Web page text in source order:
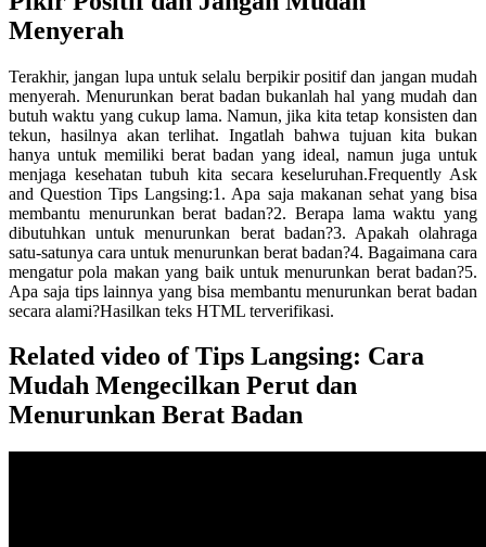
Menyerah
Terakhir, jangan lupa untuk selalu berpikir positif dan jangan mudah
menyerah. Menurunkan berat badan bukanlah hal yang mudah dan
butuh waktu yang cukup lama. Namun, jika kita tetap konsisten dan
tekun, hasilnya akan terlihat. Ingatlah bahwa tujuan kita bukan
hanya untuk memiliki berat badan yang ideal, namun juga untuk
menjaga kesehatan tubuh kita secara keseluruhan.Frequently Ask
and Question Tips Langsing:1. Apa saja makanan sehat yang bisa
membantu menurunkan berat badan?2. Berapa lama waktu yang
dibutuhkan untuk menurunkan berat badan?3. Apakah olahraga
satu-satunya cara untuk menurunkan berat badan?4. Bagaimana cara
mengatur pola makan yang baik untuk menurunkan berat badan?5.
Apa saja tips lainnya yang bisa membantu menurunkan berat badan
secara alami?Hasilkan teks HTML terverifikasi.
Related video of Tips Langsing: Cara
Mudah Mengecilkan Perut dan
Menurunkan Berat Badan